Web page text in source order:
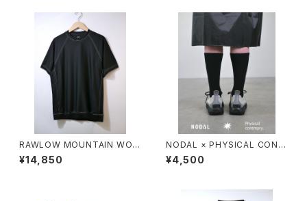
RAWLOW MOUNTAIN WOR
KS / DAD LITE CREW
¥14,850
NODAL × PHYSICAL CONT
MPRY.
¥4,500